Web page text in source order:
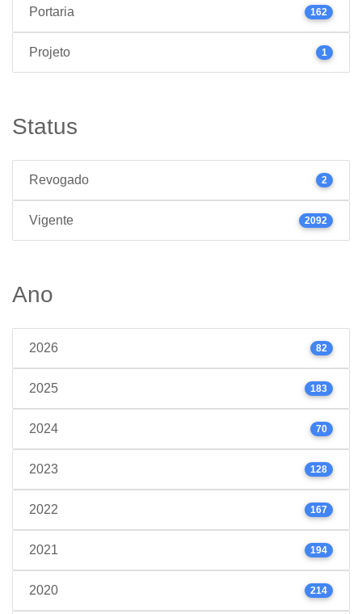
Portaria 162
Projeto 1
Status
Revogado 2
Vigente 2092
Ano
2026 82
2025 183
2024 70
2023 128
2022 167
2021 194
2020 214